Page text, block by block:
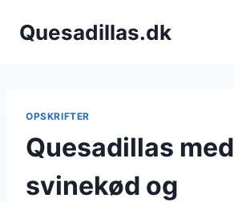
Quesadillas.dk
OPSKRIFTER
Quesadillas med
svinekød og